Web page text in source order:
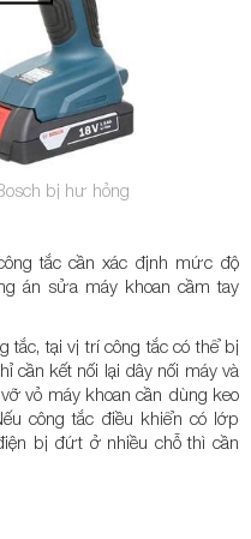
bị hư hỏng
tắc cần xác định mức độ
án sửa máy khoan cầm tay
tắc, tại vị trí công tắc có thể bị
cần kết nối lại dây nối máy và
vỏ máy khoan cần dùng keo
công tắc điều khiển có lớp
bị đứt ở nhiều chỗ thì cần